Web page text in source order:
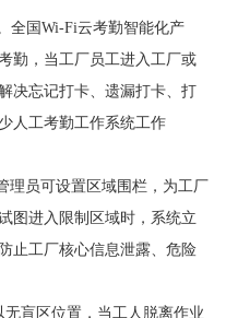
全国Wi-Fi云考勤智能化产
勤，当工厂员工进入工厂或
决忘记打卡、遗漏打卡、打
人工考勤工作系统工作
理员可设置区域围栏，为工厂
图进入限制区域时，系统立
止工厂核心信息泄露、危险
盲区位置，当工人脱离作业